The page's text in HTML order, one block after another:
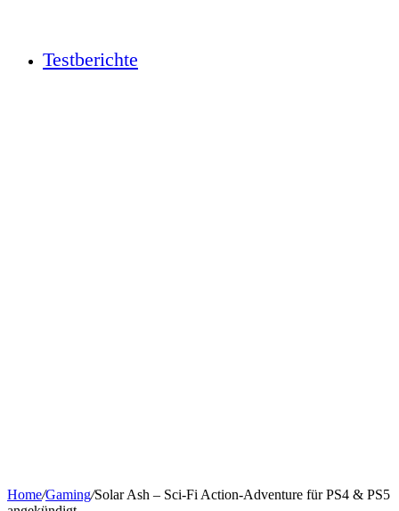
Testberichte
Home/Gaming/Solar Ash – Sci-Fi Action-Adventure für PS4 & PS5